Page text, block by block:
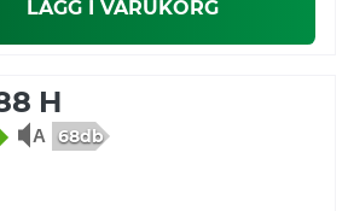
LÄGG I VARUKORG
H
68db